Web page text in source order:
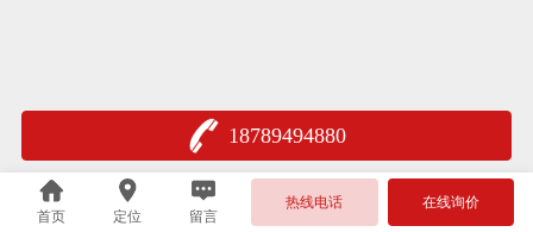
18789494880
首页 定位 留言
热线电话 在线询价